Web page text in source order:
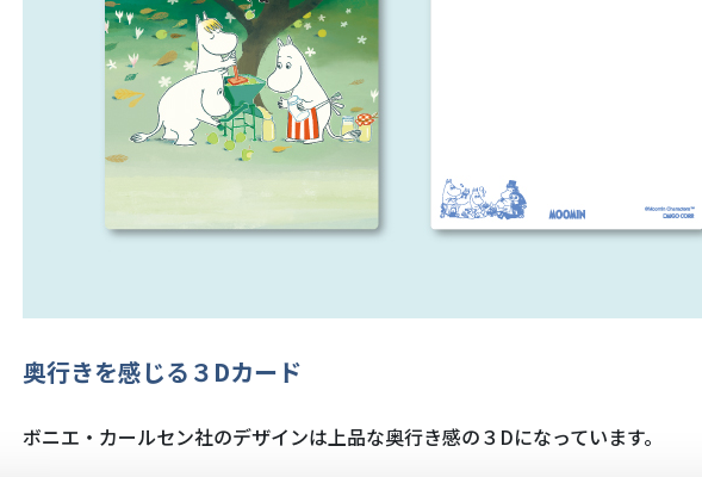
奥行きを感じる３Dカード
ボニエ・カールセン社のデザインは上品な奥行き感の３Dになっています。